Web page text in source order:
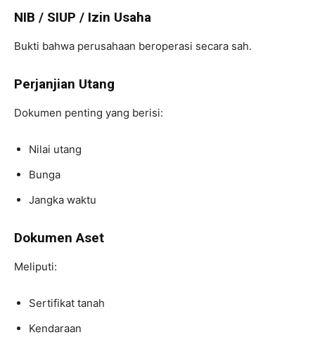
NIB / SIUP / Izin Usaha
Bukti bahwa perusahaan beroperasi secara sah.
Perjanjian Utang
Dokumen penting yang berisi:
Nilai utang
Bunga
Jangka waktu
Dokumen Aset
Meliputi:
Sertifikat tanah
Kendaraan